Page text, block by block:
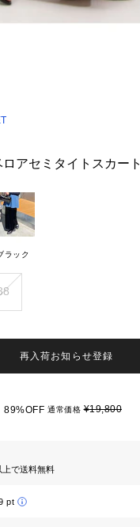
アセミタイトスカート
ラック
再入荷お知らせ登録
89%OFF 通常価格¥19,800
上で送料無料
pt